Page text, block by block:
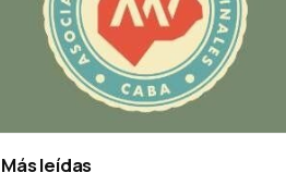
Más leídas